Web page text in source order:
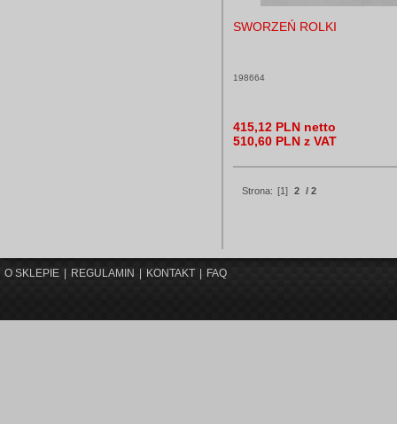
SWORZEŃ ROLKI
198664
415,12 PLN netto
510,60 PLN z VAT
Strona: [1] 2 / 2
O SKLEPIE REGULAMIN KONTAKT FAQ